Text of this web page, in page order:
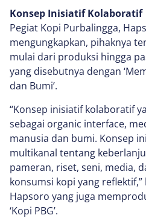
Konsep Inisiatif Kolaboratif
Pegiat Kopi Purbalingga,
mengungkapkan, pihaknya
mulai dari produksi hingga
yang disebutnya dengan
dan Bumi’.
“Konsep inisiatif kolaboratif
sebagai organic interface,
manusia dan bumi. Konsep
multikanal tentang
pameran, riset, seni, media,
konsumsi kopi yang
Hapsoro yang juga
‘Kopi PBG’.